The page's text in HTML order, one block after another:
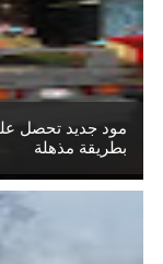
بطريقة مذهلة